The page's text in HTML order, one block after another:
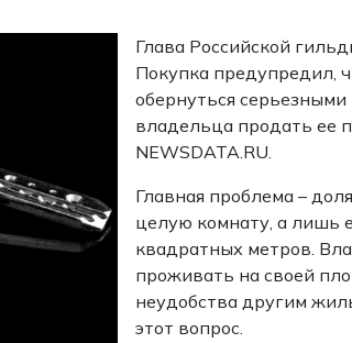
Глава Российской
Покупка предупредил,
обернуться
владельца продать ее
NEWSDATA.RU.
Главная проблема –
целую комнату, а лишь
квадратных метров.
проживать на своей
неудобства другим
этот вопрос.